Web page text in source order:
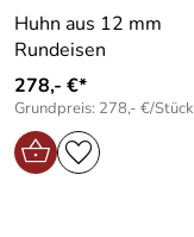
Huhn aus 12 mm
Rundeisen
278,- €*
Grundpreis: 278,- €/Stück